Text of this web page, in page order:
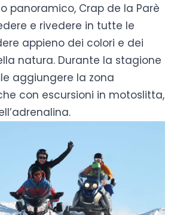
panoramico, Crap de la Parè
e rivedere in tutte le
appieno dei colori e dei
natura. Durante la stagione
aggiungere la zona
con escursioni in motoslitta,